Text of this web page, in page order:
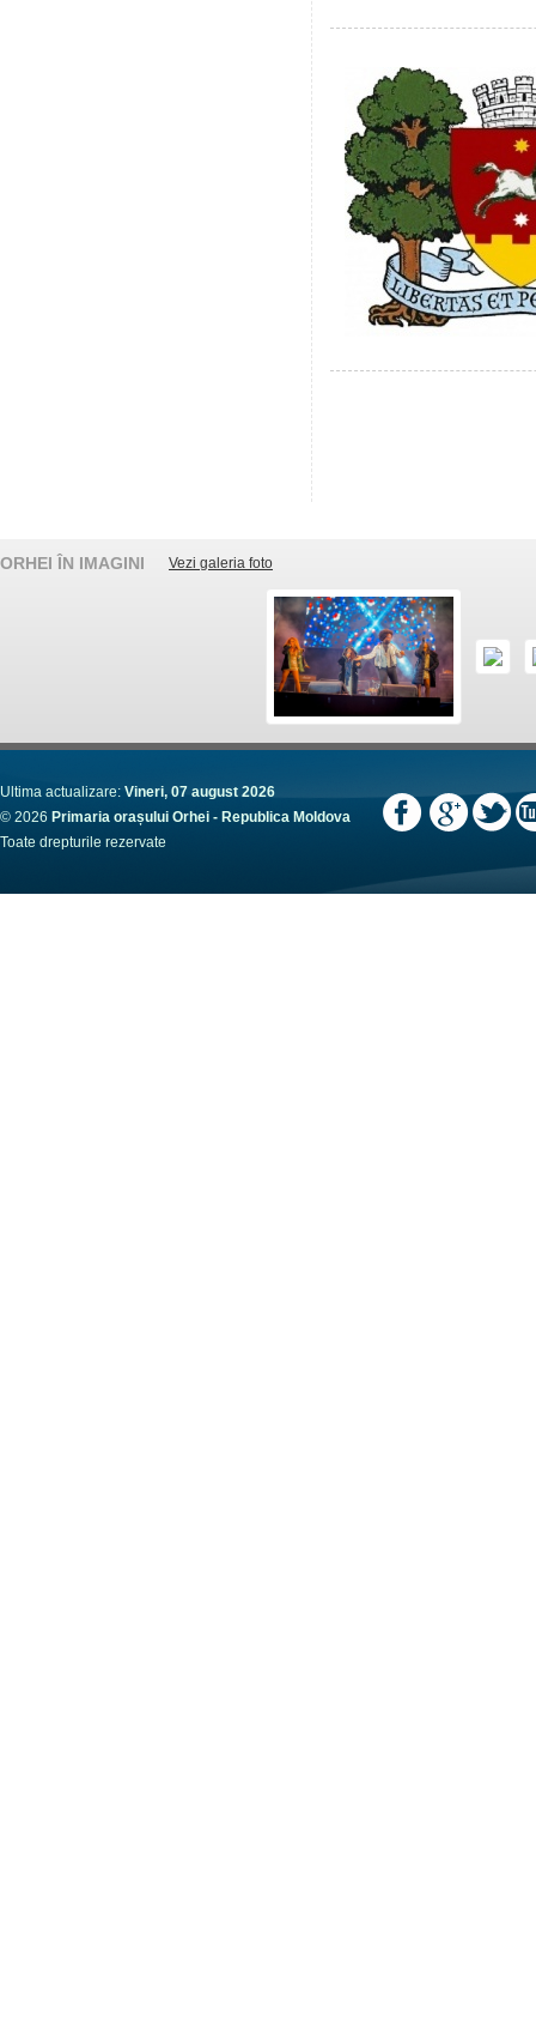
ORHEI ÎN IMAGINI Vezi galeria foto
Ultima actualizare: Vineri, 07 august 2026
© 2026 Primaria orașului Orhei - Republica Moldova
Toate drepturile rezervate